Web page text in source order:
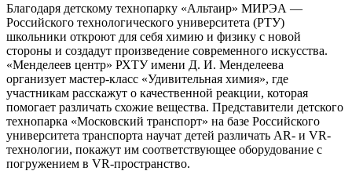
Благодаря детскому технопарку «Альтаир» МИРЭА —
Российского технологического университета (РТУ)
школьники откроют для себя химию и физику с новой
стороны и создадут произведение современного искусства.
«Менделеев центр» РХТУ имени Д. И. Менделеева
организует мастер-класс «Удивительная химия», где
участникам расскажут о качественной реакции, которая
помогает различать схожие вещества. Представители детского
технопарка «Московский транспорт» на базе Российского
университета транспорта научат детей различать AR- и VR-
технологии, покажут им соответствующее оборудование с
погружением в VR-пространство.